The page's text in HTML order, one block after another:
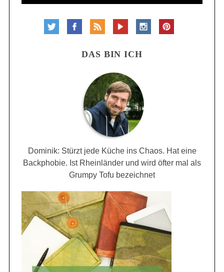
DAS BIN ICH
Dominik: Stürzt jede Küche ins Chaos. Hat eine
Backphobie. Ist Rheinländer und wird öfter mal als
Grumpy Tofu bezeichnet